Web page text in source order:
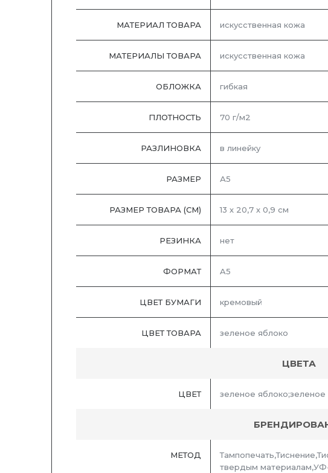
МАТЕРИАЛ ТОВАРА искусственная кожа
МАТЕРИАЛЫ ТОВАРА искусственная кожа
ОБЛОЖКА гибкая
ПЛОТНОСТЬ 70 г/м2
РАЗЛИНОВКА в линейку
РАЗМЕР А5
РАЗМЕР ТОВАРА (СМ) 13 х 20,7 х 0,9 см
РЕЗИНКА нет
ФОРМАТ A5
ЦВЕТ БУМАГИ кремовый
ЦВЕТ ТОВАРА зеленое яблоко
ЦВЕТА
ЦВЕТ зеленое яблоко;зеленое
МЕТОД
твердым